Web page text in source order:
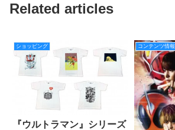
Related articles
ショッピング
『ウルトラマン』シリーズ
コンテンツ情報